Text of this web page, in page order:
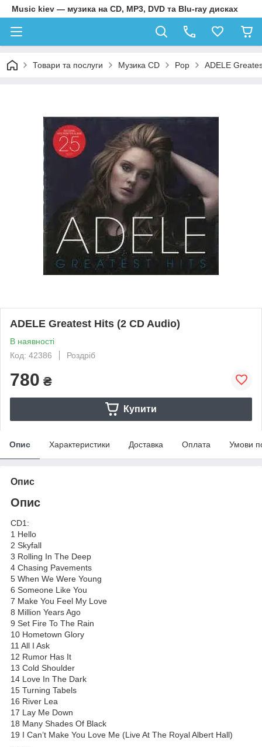
Music kiev — музика на CD, MP3, DVD та Blu-ray дисках
Товари та послуги Музика CD Pop ADELE
ADELE Greatest Hits (2 CD Audio)
В наявності
Код: 42386
Роздріб
780 ₴
Купити
Опис Характеристики Доставка Оплата Умови
Опис
Опис
CD1:
1 Hello
2 Skyfall
3 Rolling In The Deep
4 Chasing Pavements
5 When We Were Young
6 Someone Like You
7 Make You Feel My Love
8 Million Years Ago
9 Set Fire To The Rain
10 Hometown Glory
11 All I Ask
12 Rumor Has It
13 Cold Shoulder
14 Love In The Dark
15 Turning Tabels
16 River Lea
17 Lay Me Down
18 Many Shades Of Black
19 I Can’t Make You Love Me (Live At The Royal Albert Hall)